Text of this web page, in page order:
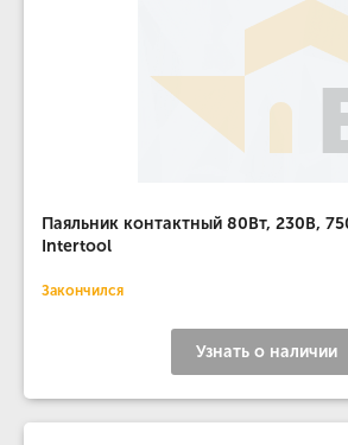
Паяльник контактный 80Вт, 230В,
Intertool
Закончился
Узнать о наличии